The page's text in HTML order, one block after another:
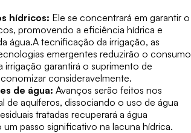
hídricos: Ele se concentrará em garantir o
promovendo a eficiência hídrica e
água.A tecnificação da irrigação, as
emergentes reduzirão o consumo
garantirá o suprimento de
consideravelmente.
de água: Avanços serão feitos nos
de aquíferos, dissociando o uso de água
tratadas recuperará a água
passo significativo na lacuna hídrica.